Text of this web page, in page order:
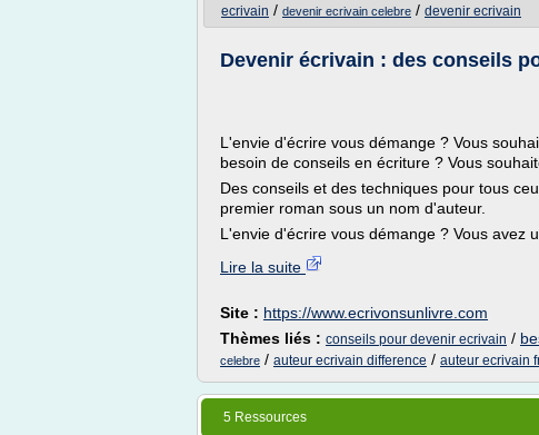
ecrivain / devenir ecrivain celebre / devenir ecrivain
Devenir écrivain : des conseils
L'envie d'écrire vous démange ? Vous
besoin de conseils en écriture ? Vous
Des conseils et des techniques pour tous
premier roman sous un nom d'auteur.
L'envie d'écrire vous démange ? Vous avez
Lire la suite
Site : https://www.ecrivonsunlivre.com
Thèmes liés : conseils pour devenir ecrivain /
celebre / auteur ecrivain difference / auteur ecrivain
5 Ressources